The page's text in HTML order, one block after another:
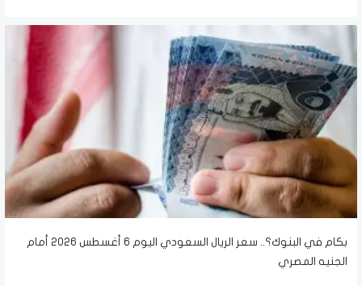
بكام في البنوك؟.. سعر الريال السعودي اليوم 6 أغسطس 2026 أمام
الجنيه المصري